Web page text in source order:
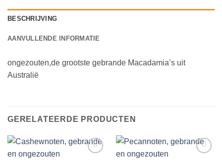
BESCHRIJVING
AANVULLENDE INFORMATIE
ongezouten,de grootste gebrande Macadamia’s uit
Australië
GERELATEERDE PRODUCTEN